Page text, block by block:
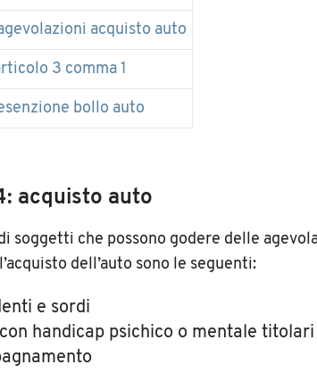
acquisto auto
3 comma 1
bollo auto
acquisto auto
soggetti che possono godere delle
dell’auto sono le seguenti:
e sordi
handicap psichico o mentale titolari